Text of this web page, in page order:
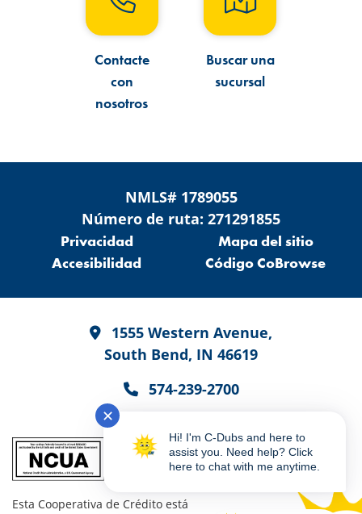
Contacte
con
nosotros
Buscar una
sucursal
NMLS# 1789055
Número de ruta: 271291855
Privacidad
Mapa del sitio
Accesibilidad
Código CoBrowse
1555 Western Avenue,
South Bend, IN 46619
574-239-2700
Esta Cooperativa de Crédito está
✕
Hi! I'm C-Dubs and here to
assist you. Need help? Click
here to chat with me anytime.